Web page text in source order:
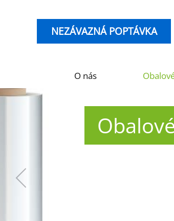
O nás
NEZÁVAZNÁ POPTÁVKA